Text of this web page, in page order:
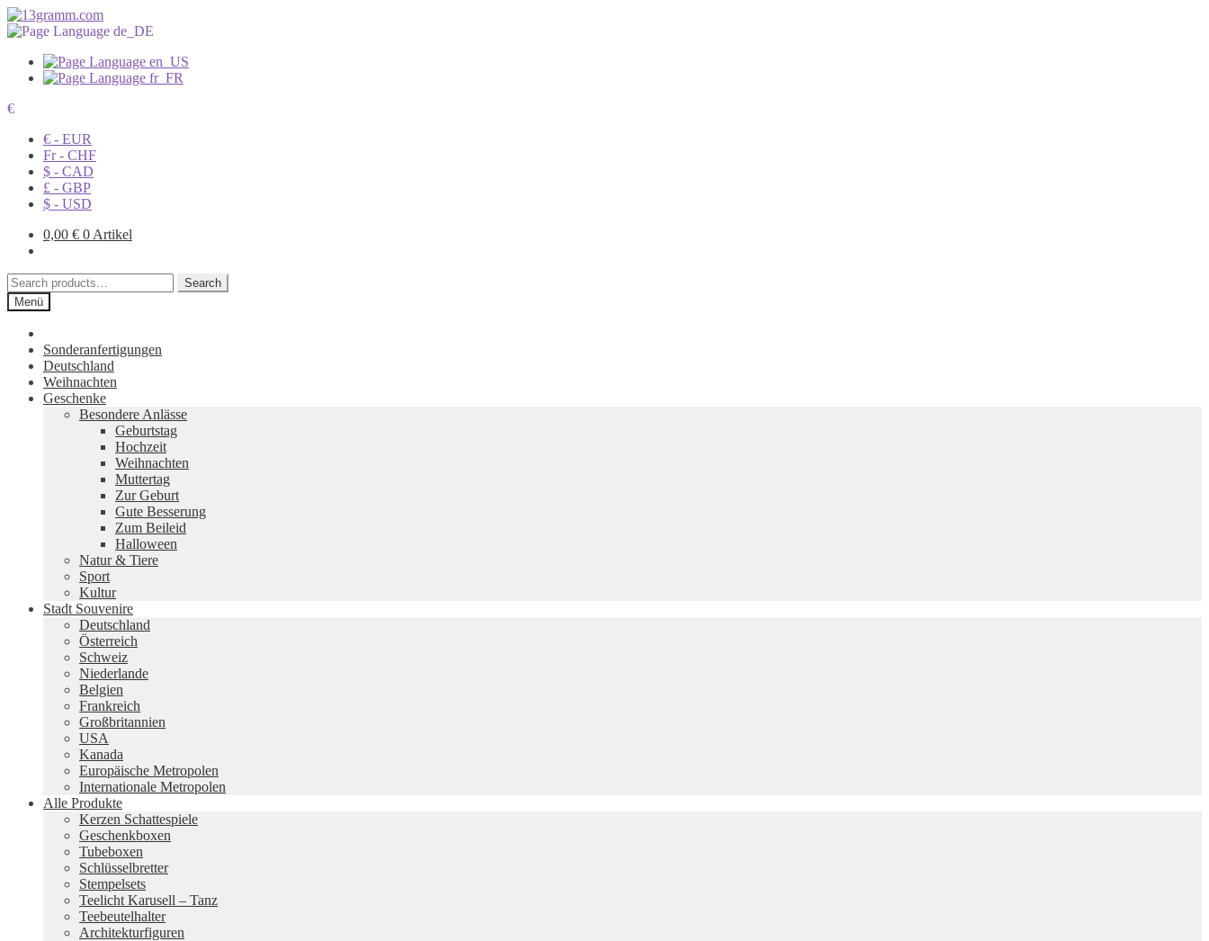
€
€ - EUR
Fr - CHF
$ - CAD
£ - GBP
$ - USD
0,00 € 0 Artikel
Search
for:
Search
Menü
Sonderanfertigungen
Deutschland
Weihnachten
Geschenke
Besondere Anlässe
Geburtstag
Hochzeit
Weihnachten
Muttertag
Zur Geburt
Gute Besserung
Zum Beileid
Halloween
Natur & Tiere
Sport
Kultur
Stadt Souvenire
Deutschland
Österreich
Schweiz
Niederlande
Belgien
Frankreich
Großbritannien
USA
Kanada
Europäische Metropolen
Internationale Metropolen
Alle Produkte
Kerzen Schattespiele
Geschenkboxen
Tubeboxen
Schlüsselbretter
Stempelsets
Teelicht Karusell – Tanz
Teebeutelhalter
Architekturfiguren